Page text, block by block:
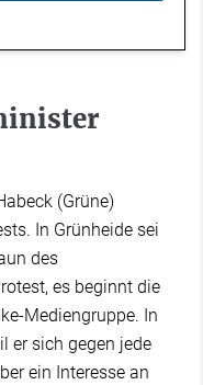
(Grüne)
In Grünheide sei
des
es beginnt die
Mediengruppe. In
er sich gegen jede
ein Interesse an